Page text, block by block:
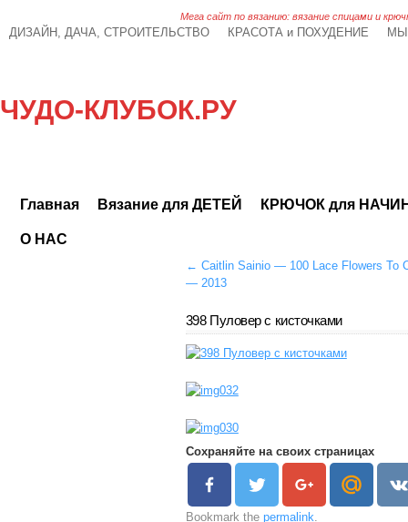
Мега сайт по вязанию: вязание спицами и
ДИЗАЙН, ДАЧА, СТРОИТЕЛЬСТВО КРАСОТА и ПОХУДЕНИЕ
ЧУДО-КЛУБОК.РУ
Главная Вязание для ДЕТЕЙ КРЮЧОК для
О НАС
← Caitlin Sainio — 100 Lace Flowers To
— 2013
398 Пуловер с кисточками
Сохраняйте на своих страницах
Bookmark the permalink.